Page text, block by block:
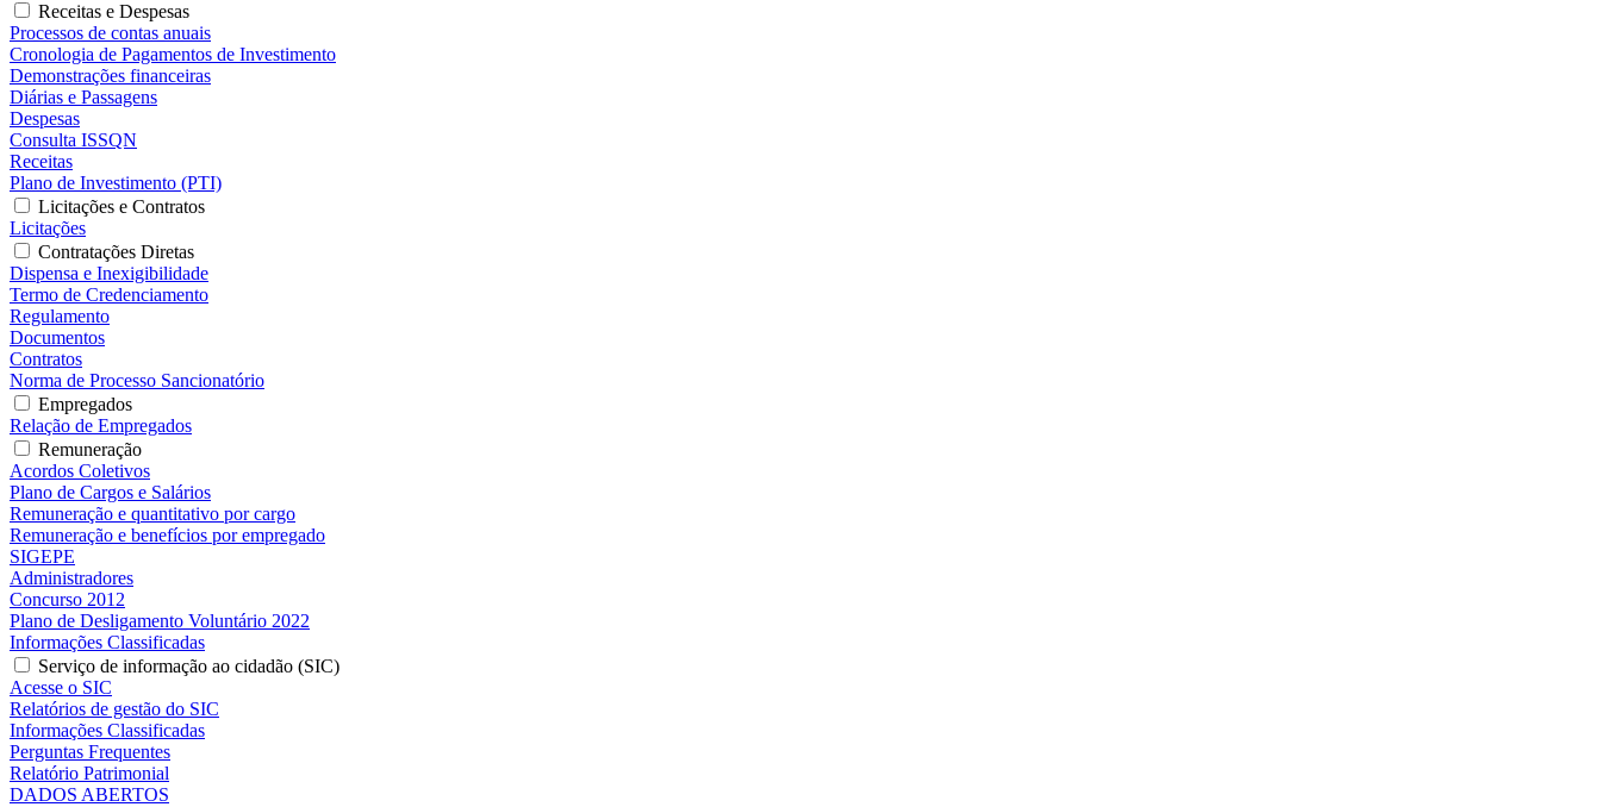
Receitas e Despesas
Processos de contas anuais
Cronologia de Pagamentos de Investimento
Demonstrações financeiras
Diárias e Passagens
Despesas
Consulta ISSQN
Receitas
Plano de Investimento (PTI)
Licitações e Contratos
Licitações
Contratações Diretas
Dispensa e Inexigibilidade
Termo de Credenciamento
Regulamento
Documentos
Contratos
Norma de Processo Sancionatório
Empregados
Relação de Empregados
Remuneração
Acordos Coletivos
Plano de Cargos e Salários
Remuneração e quantitativo por cargo
Remuneração e benefícios por empregado
SIGEPE
Administradores
Concurso 2012
Plano de Desligamento Voluntário 2022
Informações Classificadas
Serviço de informação ao cidadão (SIC)
Acesse o SIC
Relatórios de gestão do SIC
Informações Classificadas
Perguntas Frequentes
Relatório Patrimonial
DADOS ABERTOS